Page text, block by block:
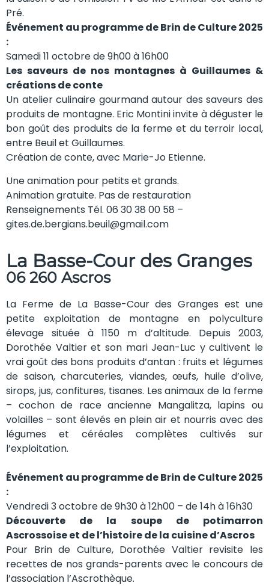
Pré.
Événement au programme de Brin de Culture 2025
:
Samedi 11 octobre de 9h00 à 16h00
Les saveurs de nos montagnes à Guillaumes &
créations de conte
Un atelier culinaire gourmand autour des saveurs des
produits de montagne. Eric Montini invite à déguster le
bon goût des produits de la ferme et du terroir local,
entre Beuil et Guillaumes.
Création de conte, avec Marie-Jo Etienne.
Une animation pour petits et grands.
Animation gratuite. Pas de restauration
Renseignements Tél. 06 30 38 00 58 –
gites.de.bergians.beuil@gmail.com
La Basse-Cour des Granges
06 260 Ascros
La Ferme de La Basse-Cour des Granges est une
petite exploitation de montagne en polyculture
élevage située à 1150 m d’altitude. Depuis 2003,
Dorothée Valtier et son mari Jean-Luc y cultivent le
vrai goût des bons produits d’antan : fruits et légumes
de saison, charcuteries, viandes, œufs, huile d’olive,
sirops, jus, confitures, tisanes. Les animaux de la ferme
– cochon de race ancienne Mangalitza, lapins ou
volailles – sont élevés en plein air et nourris avec des
légumes et céréales complètes cultivés sur
l’exploitation.
Événement au programme de Brin de Culture 2025
:
Vendredi 3 octobre de 9h30 à 12h00 – de 14h à 16h30
Découverte de la soupe de potimarron
Ascrossoise et de l’histoire de la cuisine d’Ascros
Pour Brin de Culture, Dorothée Valtier revisite les
recettes de nos grands-parents avec le concours de
l’association l’Ascrothèque.